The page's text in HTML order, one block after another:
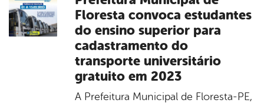
Floresta convoca estudantes
do ensino superior para
cadastramento do
transporte universitário
gratuito em 2023
A Prefeitura Municipal de Floresta-PE,